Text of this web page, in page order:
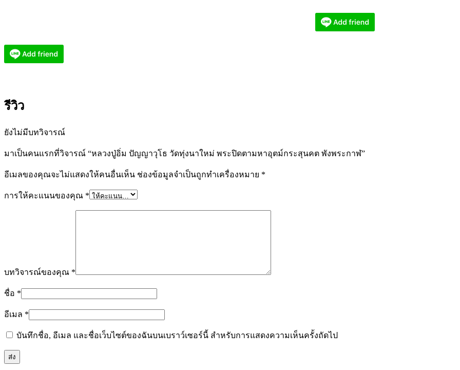
รีวิว
ยังไม่มีบทวิจารณ์
มาเป็นคนแรกที่วิจารณ์ “หลวงปู่อิ่ม ปัญญาวุโธ วัดทุ่งนาใหม่ พระปิดตามหาอุตม์กระสุนคต พังพระกาฬ”
อีเมลของคุณจะไม่แสดงให้คนอื่นเห็น ช่องข้อมูลจำเป็นถูกทำเครื่องหมาย *
การให้คะแนนของคุณ *
บทวิจารณ์ของคุณ *
ชื่อ *
อีเมล *
บันทึกชื่อ, อีเมล และชื่อเว็บไซต์ของฉันบนเบราว์เซอร์นี้ สำหรับการแสดงความเห็นครั้งถัดไป